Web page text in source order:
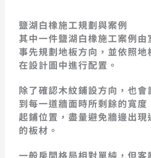
鹽湖白橡施工規劃與案例
其中一件鹽湖白橡施工案例由
事先規劃地板方向，並依照地
在設計圖中進行配置。
除了確認木紋鋪設方向，也會
到每一道牆面時所剩餘的寬度
起鋪位置，盡量避免牆邊出現
的板材。
一般房間格局相對單純，但客